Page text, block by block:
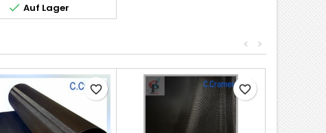
 Auf Lager
>
<
favorite_border favorite_border